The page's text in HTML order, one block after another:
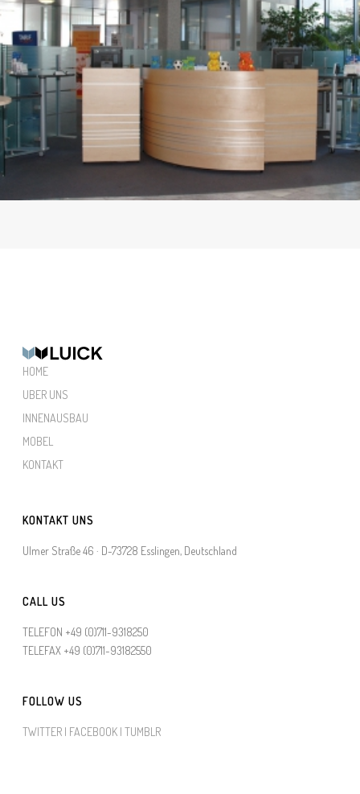
HOME
UBER UNS
INNENAUSBAU
MOBEL
KONTAKT
KONTAKT UNS
Ulmer Straße 46 · D-73728 Esslingen, Deutschland
CALL US
TELEFON +49 (0)711-9318250
TELEFAX +49 (0)711-93182550
FOLLOW US
TWITTER | FACEBOOK | TUMBLR